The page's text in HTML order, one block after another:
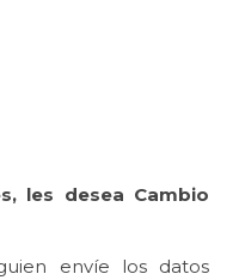
les desea Cambio
envíe los datos